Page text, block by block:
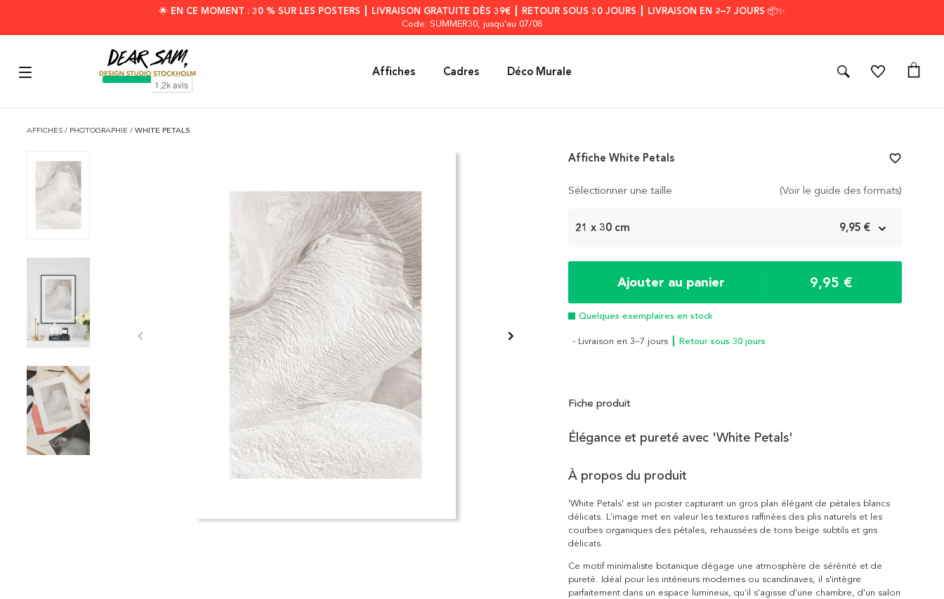
🌟 EN CE MOMENT : 30 % SUR LES POSTERS ┃ LIVRAISON GRATUITE DÈS 39€ ┃ RETOUR SOUS 30 JOURS ┃ LIVRAISON EN 2–7 JOURS 📦✨
Code: SUMMER30, jusqu'au 07/08
Affiches Cadres Déco Murale
AFFICHES / PHOTOGRAPHIE / WHITE PETALS
Sélectionner une taille (Voir le guide des formats)
21 x 30 cm 9,95 €
Ajouter au panier 9,95 €
Quelques exemplaires en stock
- Livraison en 3–7 jours ┃ Retour sous 30 jours
Affiche White Petals favorite_border
Fiche produit
Élégance et pureté avec 'White Petals'
À propos du produit
'White Petals' est un poster capturant un gros plan élégant de pétales blancs
délicats. L'image met en valeur les textures raffinées des plis naturels et les
courbes organiques des pétales, rehaussées de tons beige subtils et gris
délicats.
Ce motif minimaliste botanique dégage une atmosphère de sérénité et de
pureté. Idéal pour les intérieurs modernes ou scandinaves, il s'intègre
parfaitement dans un espace lumineux, qu'il s'agisse d'une chambre, d'un salon